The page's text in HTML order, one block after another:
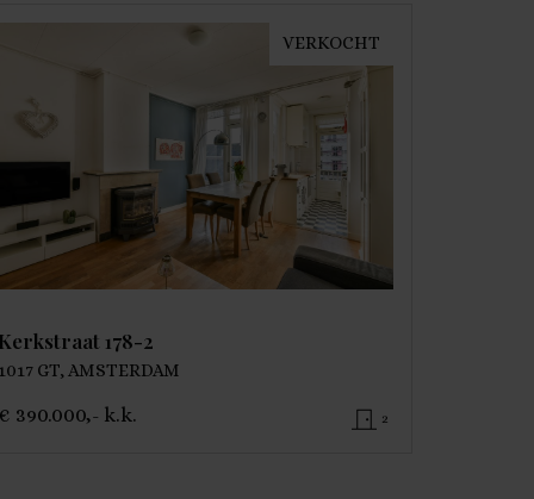
VERKOCHT
178-2
GT, AMSTERDAM
390.000,- k.k. 2